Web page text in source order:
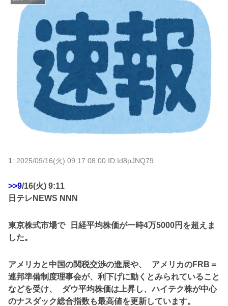
1: 2025/09/16(火) 09:17:08.00 ID:Id8pJNQ79
>>9/16(火) 9:11
日テレNEWS NNN
東京株式市場で 日経平均株価が一時4万5000円を超えま
した。
アメリカと中国の関税交渉の進展や、 アメリカのFRB＝
連邦準備制度理事会が、利下げに動くとみられていること
などを受け、 ダウ平均株価は上昇し、ハイテク株が中心
のナスダック総合指数も最高値を更新しています。